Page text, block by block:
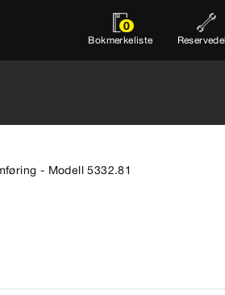
0
Bokmerkeliste
- Modell 5332.81